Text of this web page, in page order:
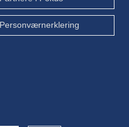
Personværnerklering